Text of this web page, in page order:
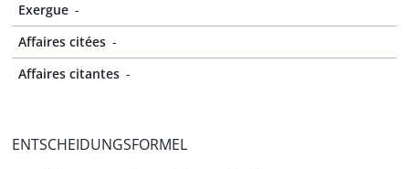
Exergue -
Affaires citées -
Affaires citantes -
ENTSCHEIDUNGSFORMEL